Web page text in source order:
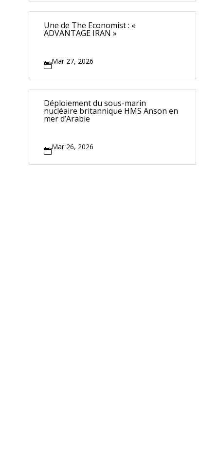
Une de The Economist : «
ADVANTAGE IRAN »
Mar 27, 2026
Déploiement du sous-marin
nucléaire britannique HMS Anson en
mer d’Arabie
Mar 26, 2026